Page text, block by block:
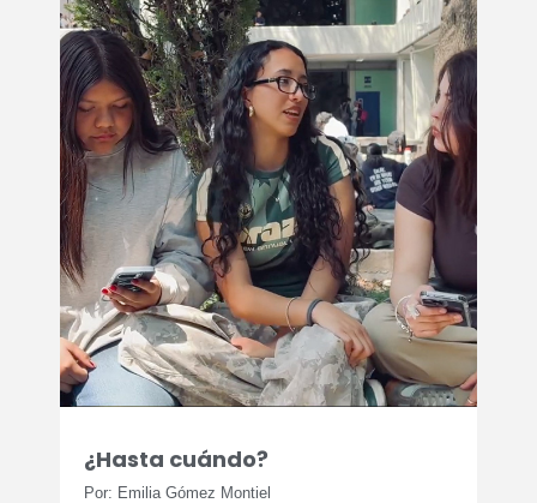
¿Hasta cuándo?
Por: Emilia Gómez Montiel